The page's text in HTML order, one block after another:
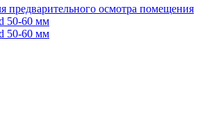
предварительного осмотра помещения
50-60 мм
50-60 мм